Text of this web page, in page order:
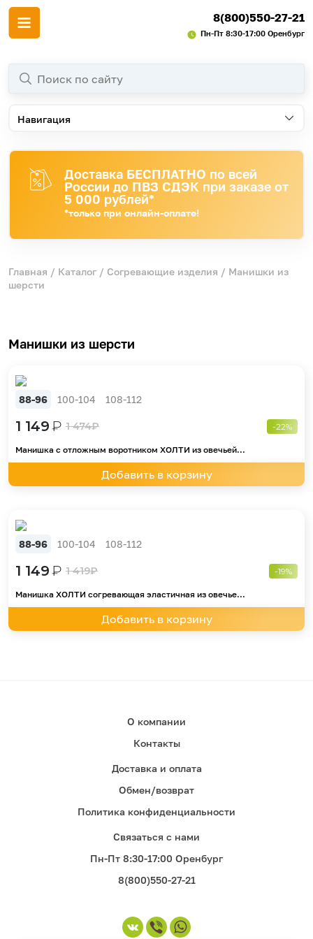
8(800)550-27-21
Пн-Пт 8:30-17:00 Оренбург
Навигация
Доставка БЕСПЛАТНО по всей
России до ПВЗ СДЭК при заказе от
5 000 рублей*
*только при онлайн-оплате!
Главная / Каталог / Согревающие изделия / Манишки из
шерсти
Манишки из шерсти
88-96 100-104 108-112
1 149₽ 1 474₽ -22%
Манишка с отложным воротником ХОЛТИ из овечьей...
Добавить в корзину
88-96 100-104 108-112
1 149₽ 1 419₽ -19%
Манишка ХОЛТИ согревающая эластичная из овечье...
Добавить в корзину
О компании
Контакты
Доставка и оплата
Обмен/возврат
Политика конфиденциальности
Связаться с нами
Пн-Пт 8:30-17:00 Оренбург
8(800)550-27-21